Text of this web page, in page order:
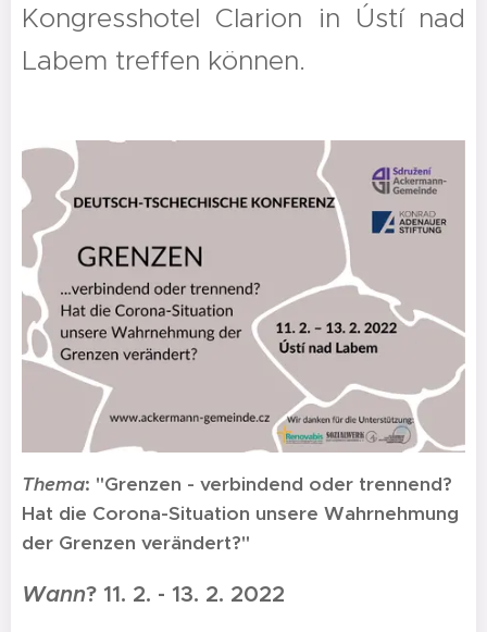
Kongresshotel Clarion in Ústí nad
Labem treffen können.
Thema: "Grenzen - verbindend oder trennend?
Hat die Corona-Situation unsere Wahrnehmung
der Grenzen verändert?"
Wann? 11. 2. - 13. 2. 2022